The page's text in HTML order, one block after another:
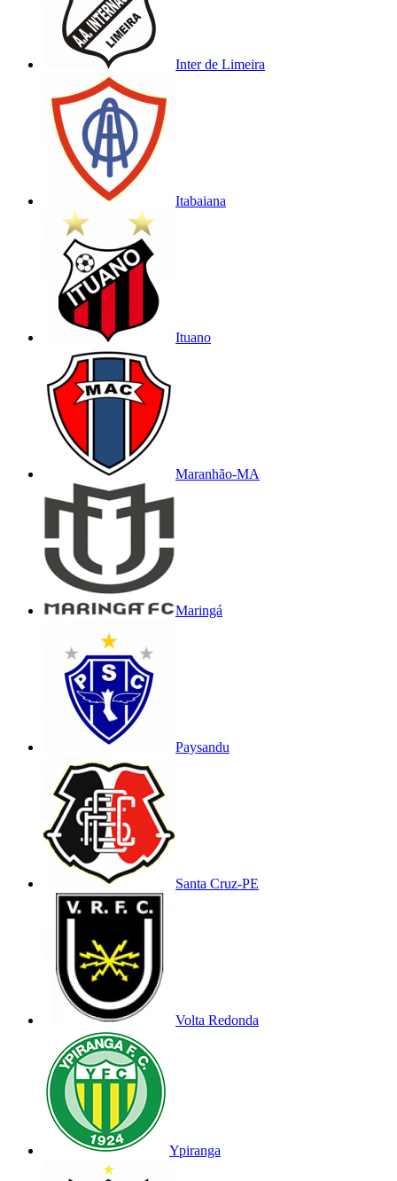
Inter de Limeira
Itabaiana
Ituano
Maranhão-MA
Maringá
Paysandu
Santa Cruz-PE
Volta Redonda
Ypiranga